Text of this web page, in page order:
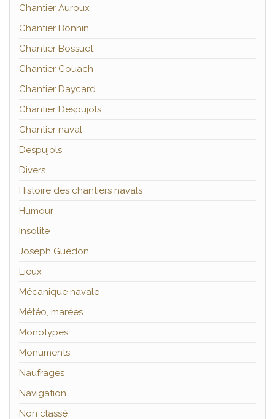
Chantier Auroux
Chantier Bonnin
Chantier Bossuet
Chantier Couach
Chantier Daycard
Chantier Despujols
Chantier naval
Despujols
Divers
Histoire des chantiers navals
Humour
Insolite
Joseph Guédon
Lieux
Mécanique navale
Météo, marées
Monotypes
Monuments
Naufrages
Navigation
Non classé